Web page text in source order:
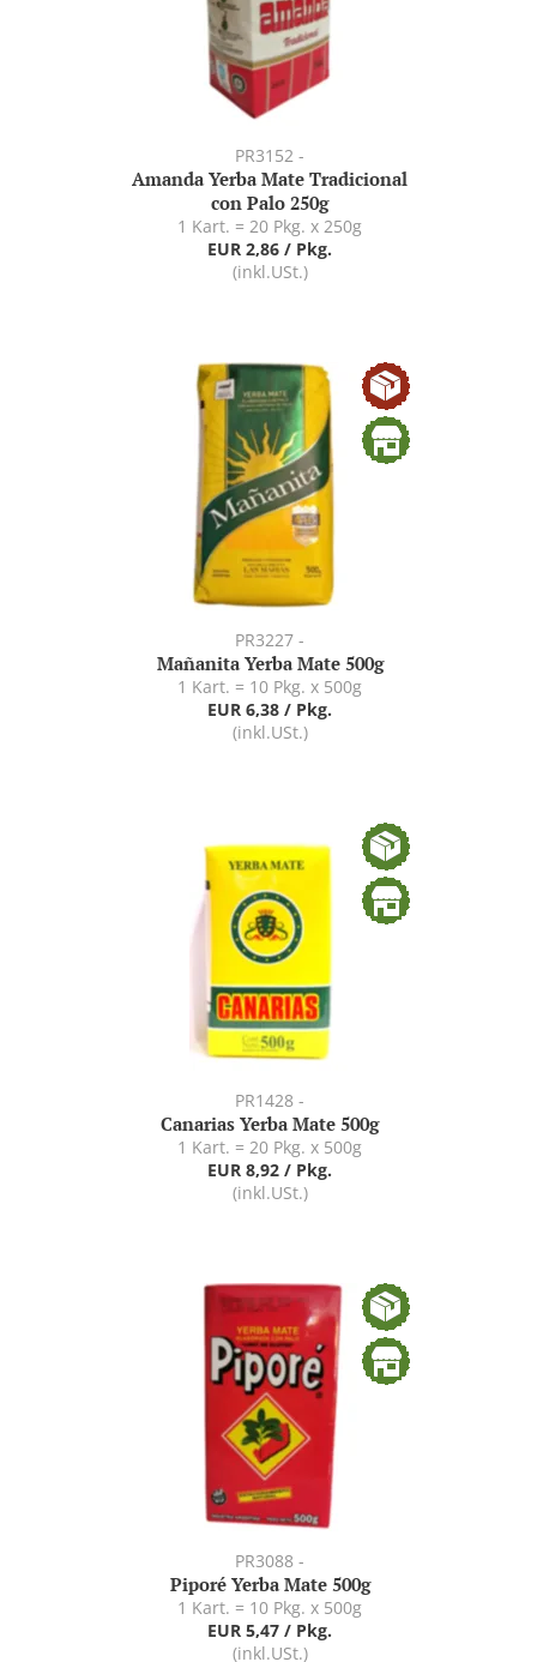
PR3152 -
Amanda Yerba Mate Tradicional
con Palo 250g
1 Kart. = 20 Pkg. x 250g
EUR 2,86 / Pkg.
(inkl.USt.)
PR3227 -
Mañanita Yerba Mate 500g
1 Kart. = 10 Pkg. x 500g
EUR 6,38 / Pkg.
(inkl.USt.)
PR1428 -
Canarias Yerba Mate 500g
1 Kart. = 20 Pkg. x 500g
EUR 8,92 / Pkg.
(inkl.USt.)
PR3088 -
Piporé Yerba Mate 500g
1 Kart. = 10 Pkg. x 500g
EUR 5,47 / Pkg.
(inkl.USt.)